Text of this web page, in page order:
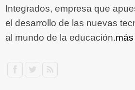
Integrados, empresa que
el desarrollo de las nuevas
al mundo de la educación.más